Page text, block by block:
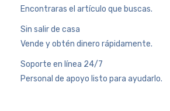
Encontraras el artículo que buscas.
Sin salir de casa
Vende y obtén dinero rápidamente.
Soporte en línea 24/7
Personal de apoyo listo para ayudarlo.